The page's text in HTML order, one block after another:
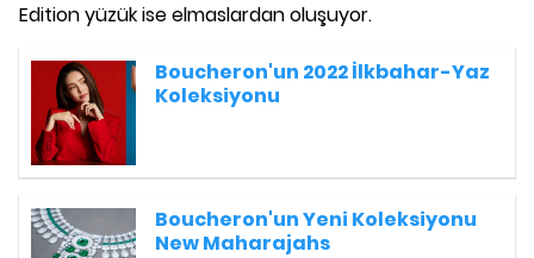
Edition yüzük ise elmaslardan oluşuyor.
Boucheron'un 2022 İlkbahar-Yaz
Koleksiyonu
Boucheron'un Yeni Koleksiyonu
New Maharajahs